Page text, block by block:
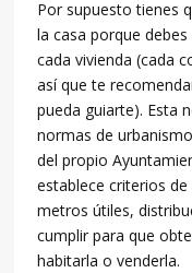
Por supuesto tienes
la casa porque
cada vivienda (cada
así que te
pueda guiarte). Esta
normas de
del propio
establece criterios
metros útiles,
cumplir para que
habitarla o venderla.